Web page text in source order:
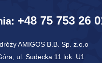
+48 75 753 26
AMIGOS B.B. Sp. z.o.o
ul. Sudecka 11 lok. U1